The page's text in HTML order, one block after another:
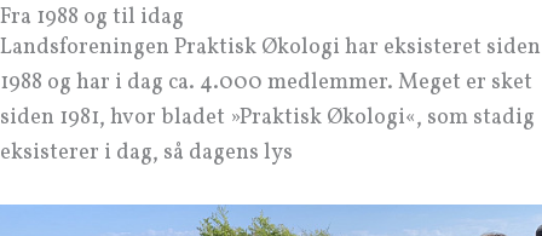
Fra 1988 og til idag
Landsforeningen Praktisk Økologi har eksisteret siden
1988 og har i dag ca. 4.000 medlemmer. Meget er sket
siden 1981, hvor bladet »Praktisk Økologi«, som stadig
eksisterer i dag, så dagens lys